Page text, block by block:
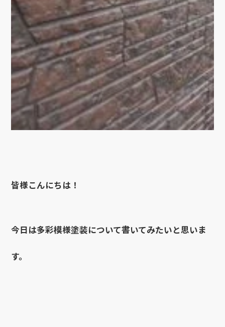
皆様こんにちは！
今日は多彩模様塗装について書いてみたいと思いま
す。